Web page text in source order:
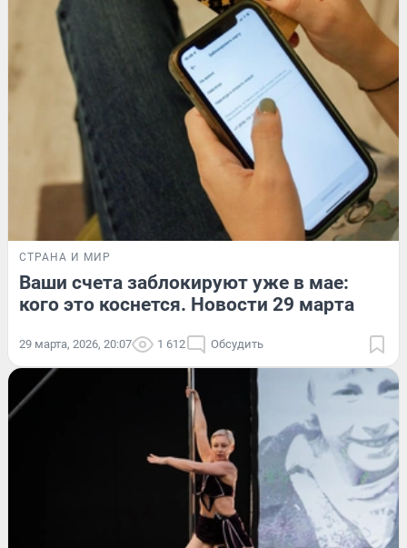
СТРАНА И МИР
Ваши счета заблокируют уже в мае:
кого это коснется. Новости 29 марта
29 марта, 2026, 20:07 1 612 Обсудить